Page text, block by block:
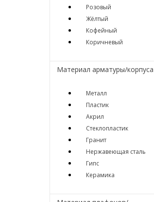
Розовый
Жёлтый
Кофейный
Коричневый
Материал арматуры/корпуса
Металл
Пластик
Акрил
Стеклопластик
Гранит
Нержавеющая сталь
Гипс
Керамика